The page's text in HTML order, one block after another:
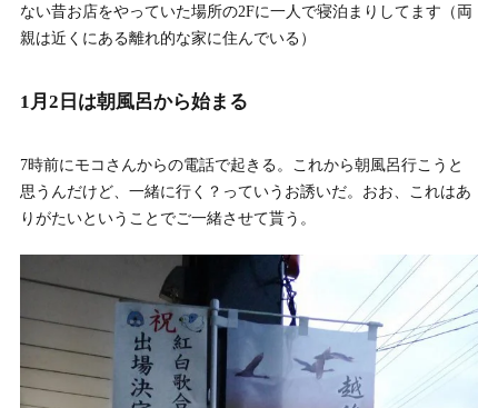
ない昔お店をやっていた場所の2Fに一人で寝泊まりしてます（両
親は近くにある離れ的な家に住んでいる）
1月2日は朝風呂から始まる
7時前にモコさんからの電話で起きる。これから朝風呂行こうと
思うんだけど、一緒に行く？っていうお誘いだ。おお、これはあ
りがたいということでご一緒させて貰う。